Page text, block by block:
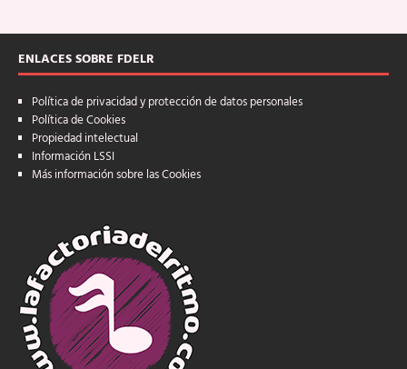
ENLACES SOBRE FDELR
Política de privacidad y protección de datos personales
Política de Cookies
Propiedad intelectual
Información LSSI
Más información sobre las Cookies